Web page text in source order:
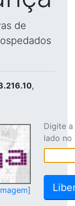
de
,
Digite
lado no